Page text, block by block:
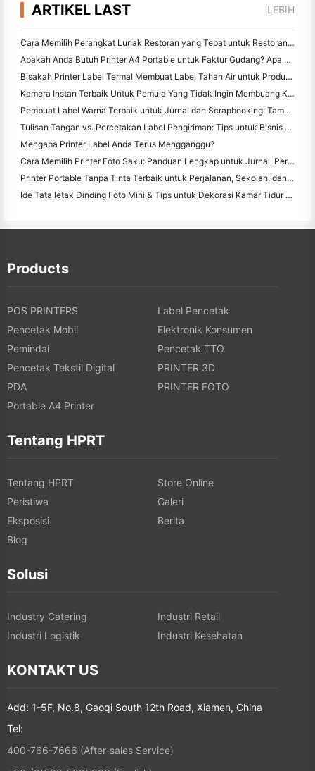
ARTIKEL LAST LEBIH
Cara Memilih Perangkat Lunak Restoran yang Tepat untuk Restoran Kecil atau Midsize Anda
Apakah Anda Butuh Printer A4 Portable untuk Faktur Gudang? Apa yang sebenarnya bekerja
Bisakah Printer Label Termal Membuat Label Tahan Air untuk Produk Bisnis Kecil?
Kamera Instan Terbaik Untuk Pemula Yang Tidak Ingin Membuang Kertas
Pembuat Label Warna Terbaik untuk Jurnal dan Scrapbooking: Tambahkan Lebih Banyak Warna ke Setiap Halaman
Tulisan Tangan vs. Percetakan Label Pengiriman: Tips untuk Bisnis Kecil di 2026
Mengapa Printer Label Anda Terus Mengganggu?
Cara Memilih Printer Foto Saku: Panduan Lengkap untuk Jurnal, Perjalanan, dan Pengguna iPhone
Printer Portable Tanpa Tinta Terbaik untuk Perjalanan, Sekolah, dan Kerja Mobile: Hanin MT620 Pro Review
Ide Tata letak Dinding Foto Mini & Tips untuk Dekorasi Kamar Tidur dan Asrama
Products
POS PRINTERS
Label Pencetak
Pencetak Mobil
Elektronik Konsumen
Pemindai
Pencetak TTO
Pencetak Tekstil Digital
PRINTER 3D
PDA
PRINTER FOTO
Portable A4 Printer
Tentang HPRT
Tentang HPRT
Store Online
Peristiwa
Galeri
Eksposisi
Berita
Blog
Solusi
Industry Catering
Industri Retail
Industri Logistik
Industri Kesehatan
KONTAKT US
Add: 1-5F, No.8, Gaoqi South 12th Road, Xiamen, China
Tel:
400-766-7666 (After-sales Service)